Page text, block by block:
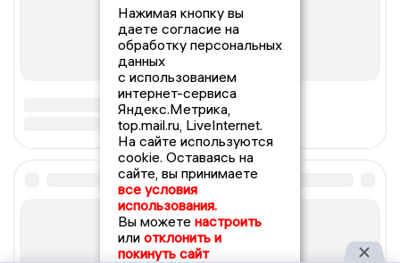
Нажимая кнопку вы
даете согласие на
обработку персональных
данных
с использованием
интернет-сервиса
Яндекс.Метрика,
top.mail.ru, LiveInternet.
На сайте используются
cookie. Оставаясь на
сайте, вы принимаете
все условия
использования.
Вы можете настроить
или отклонить и
покинуть сайт